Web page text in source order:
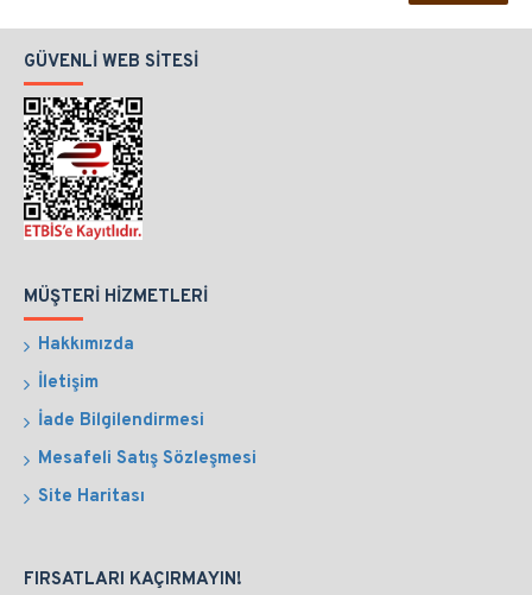
GÜVENLI WEB SITESI
MÜŞTERI HIZMETLERI
Hakkımızda
İletişim
İade Bilgilendirmesi
Mesafeli Satış Sözleşmesi
Site Haritası
FIRSATLARI KAÇIRMAYIN!